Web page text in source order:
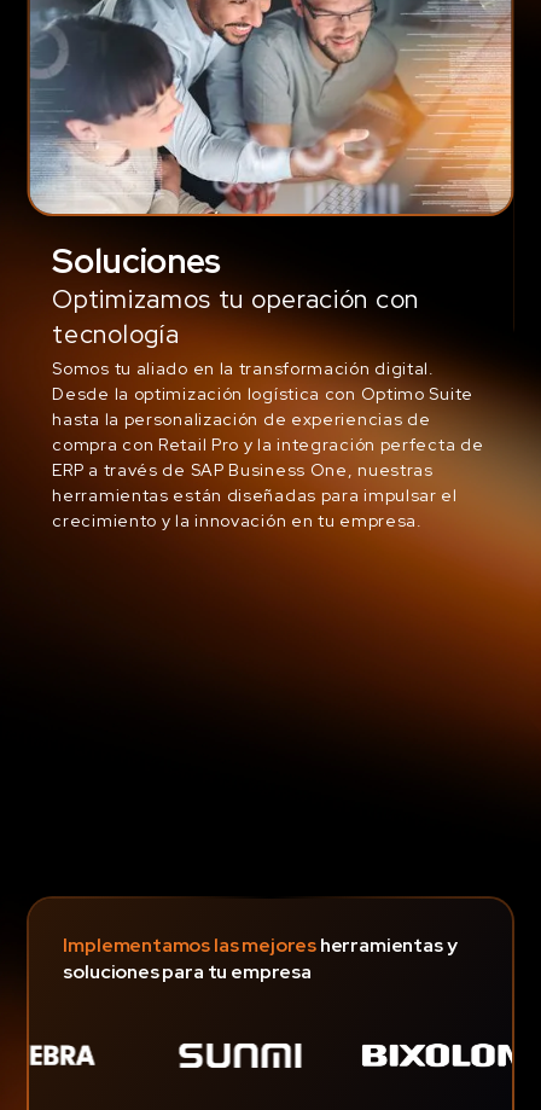
Soluciones
Optimizamos tu operación con
tecnología
Somos tu aliado en la transformación digital.
Desde la optimización logística con Optimo Suite
hasta la personalización de experiencias de
compra con Retail Pro y la integración perfecta de
ERP a través de SAP Business One, nuestras
herramientas están diseñadas para impulsar el
crecimiento y la innovación en tu empresa.
Implementamos las mejoresherramientas y
soluciones para tu empresa